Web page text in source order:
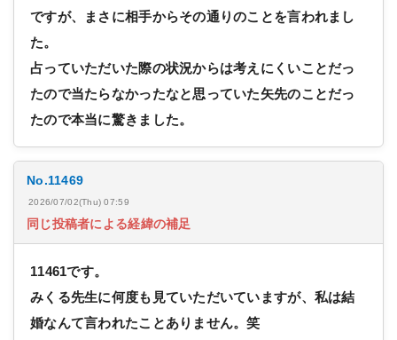
ですが、まさに相手からその通りのことを言われまし
た。
占っていただいた際の状況からは考えにくいことだっ
たので当たらなかったなと思っていた矢先のことだっ
たので本当に驚きました。
No.11469
2026/07/02(Thu) 07:59
同じ投稿者による経緯の補足
11461です。
みくる先生に何度も見ていただいていますが、私は結
婚なんて言われたことありません。笑